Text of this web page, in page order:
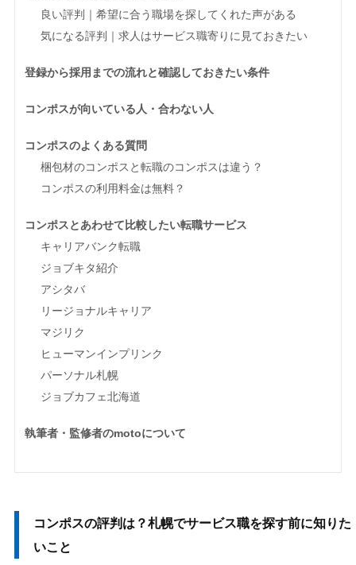
良い評判｜希望に合う職場を探してくれた声がある
気になる評判｜求人はサービス職寄りに見ておきたい
登録から採用までの流れと確認しておきたい条件
コンポスが向いている人・合わない人
コンポスのよくある質問
梱包材のコンポスと転職のコンポスは違う？
コンポスの利用料金は無料？
コンポスとあわせて比較したい転職サービス
キャリアバンク転職
ジョブキタ紹介
アシタバ
リージョナルキャリア
マジリク
ヒューマンインプリンク
パーソナル札幌
ジョブカフェ北海道
執筆者・監修者のmotoについて
コンポスの評判は？札幌でサービス職を探す前に知りた
いこと